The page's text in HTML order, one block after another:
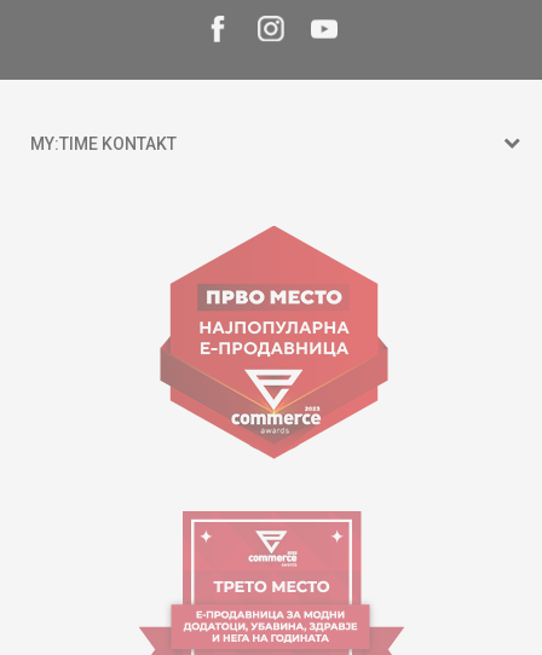
MY:TIME KONTAKT
Goce Nikolovski 74 Shkup
contact@mytime.mk
Orari i punës:
09:00 - 17:00